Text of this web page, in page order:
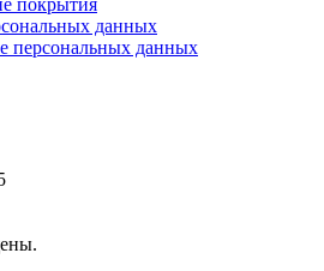
данных
персональных данных